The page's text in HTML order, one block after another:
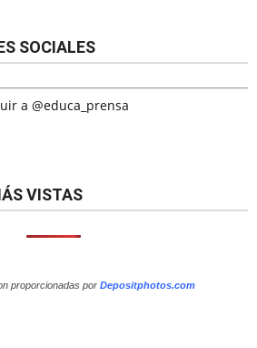
SOCIALES
a @educa_prensa
VISTAS
proporcionadas por Depositphotos.com